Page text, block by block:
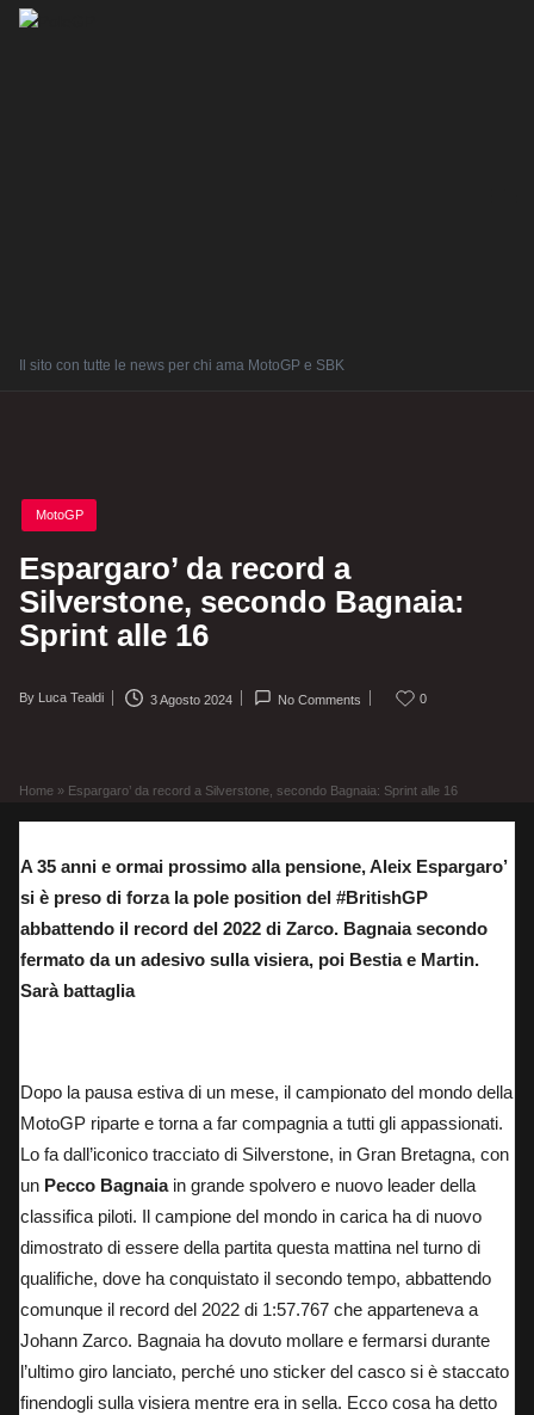
Il sito con tutte le news per chi ama MotoGP e SBK
Posted
in
MotoGP
Espargaro’ da record a
Silverstone, secondo Bagnaia:
Sprint alle 16
Posted
By Luca Tealdi 3 Agosto 2024 No Comments 0
Home » Espargaro’ da record a Silverstone, secondo Bagnaia: Sprint alle 16
A 35 anni e ormai prossimo alla pensione, Aleix Espargaro’
si è preso di forza la pole position del #BritishGP
abbattendo il record del 2022 di Zarco. Bagnaia secondo
fermato da un adesivo sulla visiera, poi Bestia e Martin.
Sarà battaglia
Dopo la pausa estiva di un mese, il campionato del mondo della
MotoGP riparte e torna a far compagnia a tutti gli appassionati.
Lo fa dall’iconico tracciato di Silverstone, in Gran Bretagna, con
un Pecco Bagnaiain grande spolvero e nuovo leader della
classifica piloti. Il campione del mondo in carica ha di nuovo
dimostrato di essere della partita questa mattina nel turno di
qualifiche, dove ha conquistato il secondo tempo, abbattendo
comunque il record del 2022 di 1:57.767 che apparteneva a
Johann Zarco. Bagnaia ha dovuto mollare e fermarsi durante
l’ultimo giro lanciato, perché uno sticker del casco si è staccato
finendogli sulla visiera mentre era in sella. Ecco cosa ha detto